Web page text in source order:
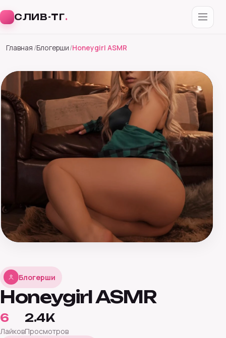
СЛИВ-ТГ.
Главная Блогерши Honeygirl ASMR
Блогерши
Honeygirl ASMR
6
Лайков
2.4K
Просмотров